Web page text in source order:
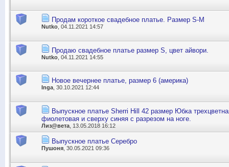
Продам короткое свадебное платье. Размер S-M
Nutko, 04.11.2021 14:57
Продаю свадебное платье размер S, цвет айвори.
Nutko , 04.11.2021 14:55
Новое вечернее платье, размер 6 (америка)
Inga , 30.10.2021 12:44
Выпускное платье Sherri Hill 42 размер Юбка
фиолетовая и сверху синяя с разрезом на ноге.
Лиз@вета , 13.05.2018 16:12
Выпускное платье Серебро
Пушоня , 30.05.2021 09:36